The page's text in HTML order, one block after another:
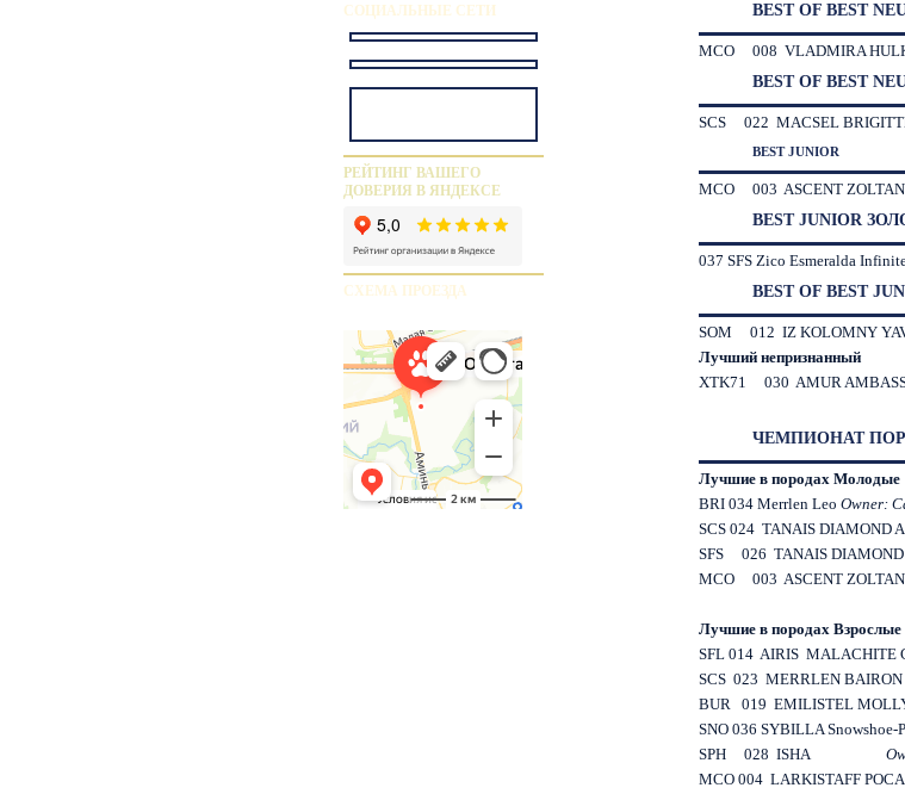
СОЦИАЛЬНЫЕ СЕТИ
РЕЙТИНГ ВАШЕГО
ДОВЕРИЯ В ЯНДЕКСЕ
СХЕМА ПРОЕЗДА
BEST OF BEST
MCO 008 VLADMIRA
BEST OF BEST
SCS 022 MACSEL
BEST JUNIOR
MCO 003 ASCENT
BEST JUNIOR
037 SFS Zico Esmeralda
BEST OF BEST
SOM 012 IZ KOLOMNY
Лучший непризнанный
XTK71 030 AMUR
ЧЕМПИОНАТ
Лучшие в породах Молодые
BRI 034 Merrlen Leo Owner:
SCS 024 TANAIS DIAMOND
SFS 026 TANAIS
MCO 003 ASCENT
Лучшие в породах Взрослые
SFL 014 AIRIS MALACHITE
SCS 023 MERRLEN BAIRON
BUR 019 EMILISTEL
SNO 036 SYBILLA Snowshoe-
SPH 028 ISHA
MCO 004 LARKISTAFF